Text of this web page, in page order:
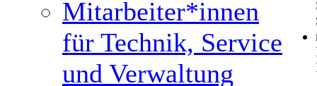
Mitarbeiter*innen
für Technik, Service
und Verwaltung